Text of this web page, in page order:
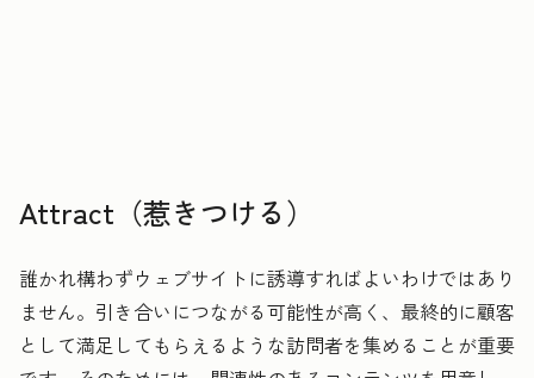
Attract（惹きつける）
誰かれ構わずウェブサイトに誘導すればよいわけではあり
ません。 引き合いにつながる可能性が高く、最終的に顧客
として満足してもらえるような訪問者を集めることが重要